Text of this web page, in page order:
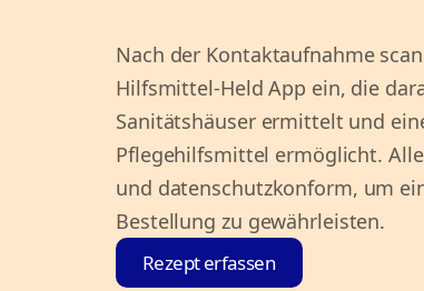
Nach der Kontaktaufnahme
Hilfsmittel-Held App ein, die
Sanitätshäuser ermittelt und
Pflegehilfsmittel ermöglicht.
und datenschutzkonform, um
Bestellung zu gewährleisten.
Rezept erfassen